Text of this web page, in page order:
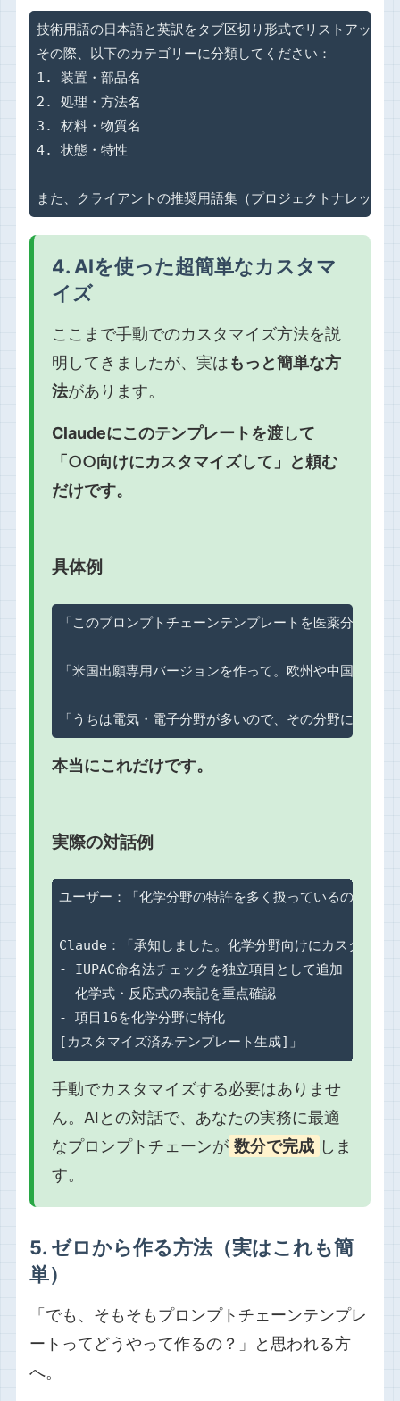
技術用語の日本語と英訳をタブ区切り形式でリストアップ
その際、以下のカテゴリーに分類してください：
1. 装置・部品名
2. 処理・方法名
3. 材料・物質名
4. 状態・特性
また、クライアントの推奨用語集（プロジェクトナレッジ
4. AIを使った超簡単なカスタマ
イズ
ここまで手動でのカスタマイズ方法を説
明してきましたが、実はもっと簡単な方
法があります。
Claudeにこのテンプレートを渡して
「○○向けにカスタマイズして」と頼む
だけです。
具体例
「このプロンプトチェーンテンプレートを医薬分野向
「米国出願専用バージョンを作って。欧州や中国の項目
「うちは電気・電子分野が多いので、その分野に特化
本当にこれだけです。
実際の対話例
ユーザー：「化学分野の特許を多く扱っているので、
Claude：「承知しました。化学分野向けにカスタマイ
- IUPAC命名法チェックを独立項目として追加
- 化学式・反応式の表記を重点確認
- 項目16を化学分野に特化
[カスタマイズ済みテンプレート生成]」
手動でカスタマイズする必要はありませ
ん。AIとの対話で、あなたの実務に最適
なプロンプトチェーンが 数分で完成 しま
す。
5. ゼロから作る方法（実はこれも簡
単）
「でも、そもそもプロンプトチェーンテンプレ
ートってどうやって作るの？」と思われる方
へ。